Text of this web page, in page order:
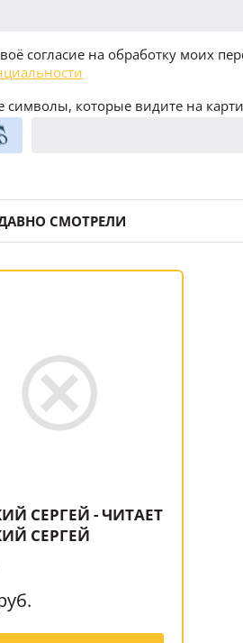
согласие на обработку моих
символы, которые видите на
СМОТРЕЛИ
СЕРГЕЙ - ЧИТАЕТ
СЕРГЕЙ